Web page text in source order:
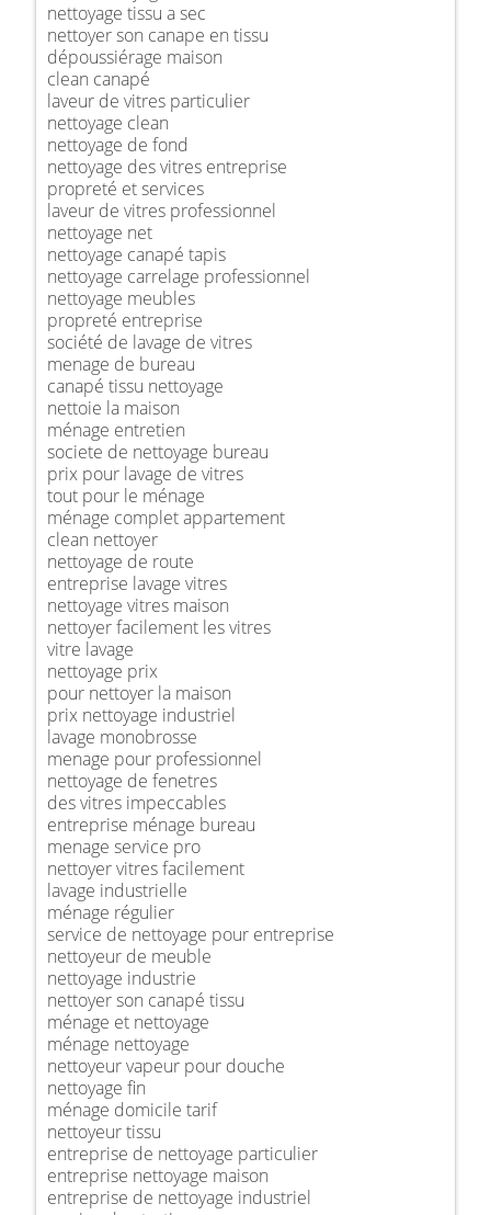
nettoyage tissu a sec
nettoyer son canape en tissu
dépoussiérage maison
clean canapé
laveur de vitres particulier
nettoyage clean
nettoyage de fond
nettoyage des vitres entreprise
propreté et services
laveur de vitres professionnel
nettoyage net
nettoyage canapé tapis
nettoyage carrelage professionnel
nettoyage meubles
propreté entreprise
société de lavage de vitres
menage de bureau
canapé tissu nettoyage
nettoie la maison
ménage entretien
societe de nettoyage bureau
prix pour lavage de vitres
tout pour le ménage
ménage complet appartement
clean nettoyer
nettoyage de route
entreprise lavage vitres
nettoyage vitres maison
nettoyer facilement les vitres
vitre lavage
nettoyage prix
pour nettoyer la maison
prix nettoyage industriel
lavage monobrosse
menage pour professionnel
nettoyage de fenetres
des vitres impeccables
entreprise ménage bureau
menage service pro
nettoyer vitres facilement
lavage industrielle
ménage régulier
service de nettoyage pour entreprise
nettoyeur de meuble
nettoyage industrie
nettoyer son canapé tissu
ménage et nettoyage
ménage nettoyage
nettoyeur vapeur pour douche
nettoyage fin
ménage domicile tarif
nettoyeur tissu
entreprise de nettoyage particulier
entreprise nettoyage maison
entreprise de nettoyage industriel